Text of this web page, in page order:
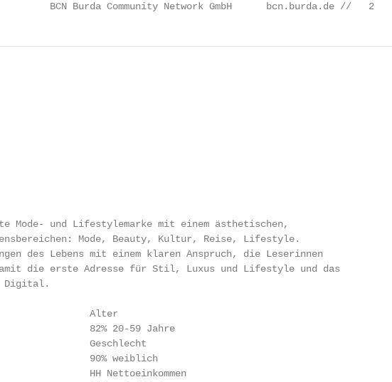
BCN Burda Community Network GmbH      bcn.burda.de //   2
Mode- und Lifestylemarke mit einem ästhetischen,
Mode, Beauty, Kultur, Reise, Lifestyle.
des Lebens mit einem klaren Anspruch, die Leserinnen
die erste Adresse für Stil, Luxus und Lifestyle und das
Digital.
Alter
82% 20-59 Jahre
Geschlecht
90% weiblich
HH Nettoeinkommen